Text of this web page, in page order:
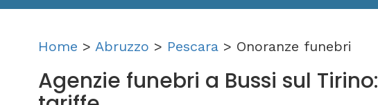
Home > Abruzzo > Pescara > Onoranze funebri
Agenzie funebri a Bussi sul